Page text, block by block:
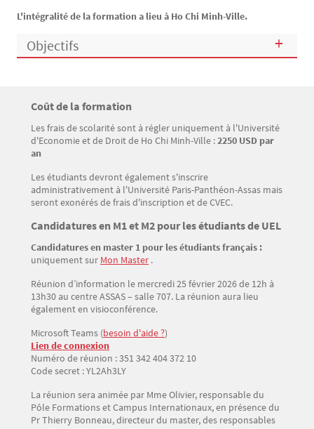
L'intégralité de la formation a lieu à Ho Chi Minh-Ville.
Objectifs
Bloc(s) libre(s)
Titre
Coût de la formation
Texte
Les frais de scolarité sont à régler uniquement à l'Université
d'Economie et de Droit de Ho Chi Minh-Ville :2250 USD par
an
Les étudiants devront également s'inscrire
administrativement à l'Université Paris-Panthéon-Assas mais
seront exonérés de frais d'inscription et de CVEC.
Titre
Candidatures en M1 et M2 pour les étudiants de UEL
Texte
Candidatures en master 1 pour les étudiants français :
uniquement sur Mon Master .
Réunion d’information le mercredi 25 février 2026 de 12h à
13h30 au centre ASSAS – salle 707. La réunion aura lieu
également en visioconférence.
Microsoft Teams (besoin d'aide ?)
Lien de connexion
Numéro de réunion : 351 342 404 372 10
Code secret : YL2Ah3LY
La réunion sera animée par Mme Olivier, responsable du
Pôle Formations et Campus Internationaux, en présence du
Pr Thierry Bonneau, directeur du master, des responsables